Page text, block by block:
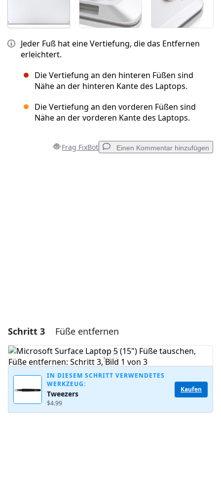
Jeder Fuß hat eine Vertiefung, die das Entfernen
erleichtert.
Die Vertiefung an den hinteren Füßen sind
Nähe an der hinteren Kante des Laptops.
Die Vertiefung an den vorderen Füßen sind
Nähe an der vorderen Kante des Laptops.
Frag FixBot Einen Kommentar hinzufügen
Schritt 3 Füße entfernen
IN DIESEM SCHRITT VERWENDETES
WERKZEUG:
Tweezers
$4.99
Kaufen